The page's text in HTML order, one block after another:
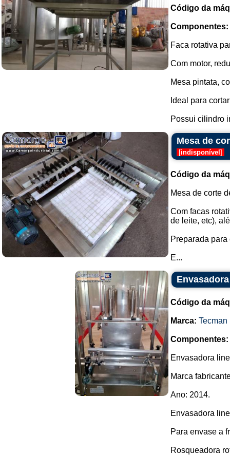
Código da
Componentes:
Faca rotativa
Com motor,
Mesa pintata,
Ideal para
Possui cilindro
Mesa de
[indisponível ]
Código da
Mesa de corte
Com facas
de leite, etc),
Preparada para
E...
Código da
Marca: Tecman
Componentes:
Envasadora
Marca
Ano: 2014.
Envasadora
Para envase a
Rosqueadora